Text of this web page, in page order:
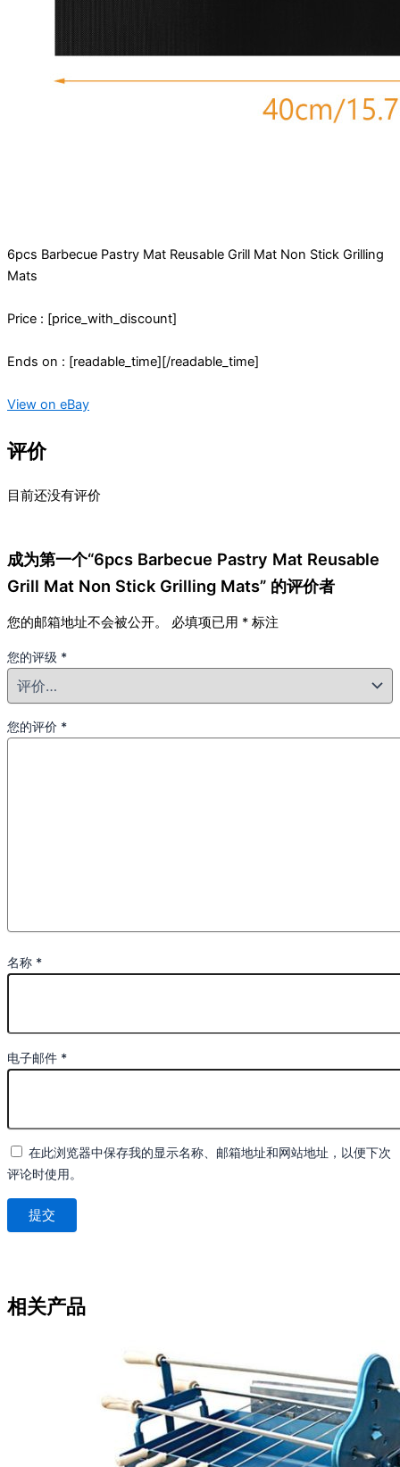
6pcs Barbecue Pastry Mat Reusable Grill Mat Non Stick Grilling
Mats
Price : [price_with_discount]
Ends on : [readable_time][/readable_time]
View on eBay
评价
目前还没有评价
成为第一个“6pcs Barbecue Pastry Mat Reusable
Grill Mat Non Stick Grilling Mats” 的评价者
您的邮箱地址不会被公开。 必填项已用 * 标注
您的评级 *
您的评价 *
名称 *
电子邮件 *
在此浏览器中保存我的显示名称、邮箱地址和网站地址，以便下次
评论时使用。
相关产品